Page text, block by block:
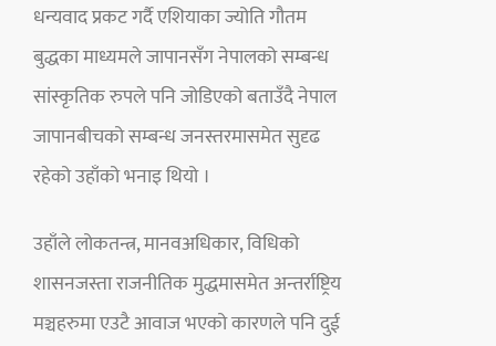
धन्यवाद प्रकट गर्दै एशियाका ज्योति गौतम
बुद्धका माध्यमले जापानसँग नेपालको सम्बन्ध
सांस्कृतिक रुपले पनि जोडिएको बताउँदै नेपाल
जापानबीचको सम्बन्ध जनस्तरमासमेत सुदृढ
रहेको उहाँको भनाइ थियो ।
उहाँले लोकतन्त्र, मानवअधिकार, विधिको
शासनजस्ता राजनीतिक मुद्धमासमेत अन्तर्राष्ट्रिय
मञ्चहरुमा एउटै आवाज भएको कारणले पनि दुई